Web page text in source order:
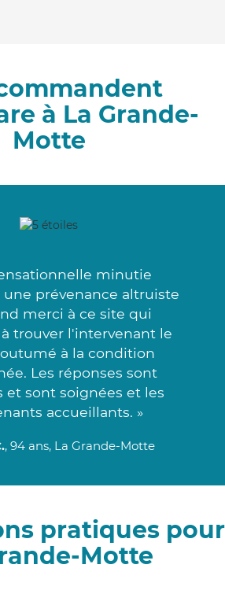
à La Grande-
Motte
minutie
une prévenance altruiste
merci à ce site qui
trouver l'intervenant le
à la condition
Les réponses sont
et sont soignées et les
accueillants. »
, 94 ans, La Grande-Motte
pratiques pour
Motte